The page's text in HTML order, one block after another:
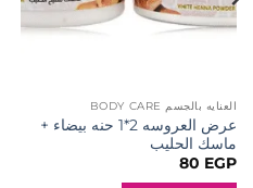
العنايه بالجسم BODY CARE
عرض العروسه 2*1 حنه بيضاء +
ماسك الحليب
80 EGP